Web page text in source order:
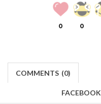
0 0
COMMENTS (0)
FACEBOOK